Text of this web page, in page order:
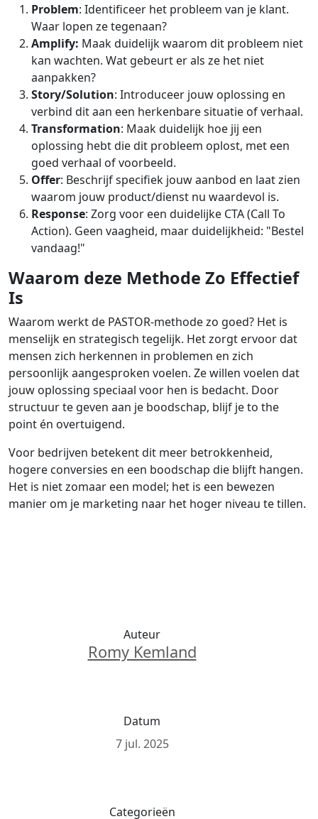
Problem: Identificeer het probleem van je klant.
Waar lopen ze tegenaan?
Amplify: Maak duidelijk waarom dit probleem niet
kan wachten. Wat gebeurt er als ze het niet
aanpakken?
Story/Solution: Introduceer jouw oplossing en
verbind dit aan een herkenbare situatie of verhaal.
Transformation: Maak duidelijk hoe jij een
oplossing hebt die dit probleem oplost, met een
goed verhaal of voorbeeld.
Offer: Beschrijf specifiek jouw aanbod en laat zien
waarom jouw product/dienst nu waardevol is.
Response: Zorg voor een duidelijke CTA (Call To
Action). Geen vaagheid, maar duidelijkheid: "Bestel
vandaag!"
Waarom deze Methode Zo Effectief
Is
Waarom werkt de PASTOR-methode zo goed? Het is
menselijk en strategisch tegelijk. Het zorgt ervoor dat
mensen zich herkennen in problemen en zich
persoonlijk aangesproken voelen. Ze willen voelen dat
jouw oplossing speciaal voor hen is bedacht. Door
structuur te geven aan je boodschap, blijf je to the
point én overtuigend.
Voor bedrijven betekent dit meer betrokkenheid,
hogere conversies en een boodschap die blijft hangen.
Het is niet zomaar een model; het is een bewezen
manier om je marketing naar het hoger niveau te tillen.
Auteur
Romy Kemland
Datum
7 jul. 2025
Categorieën